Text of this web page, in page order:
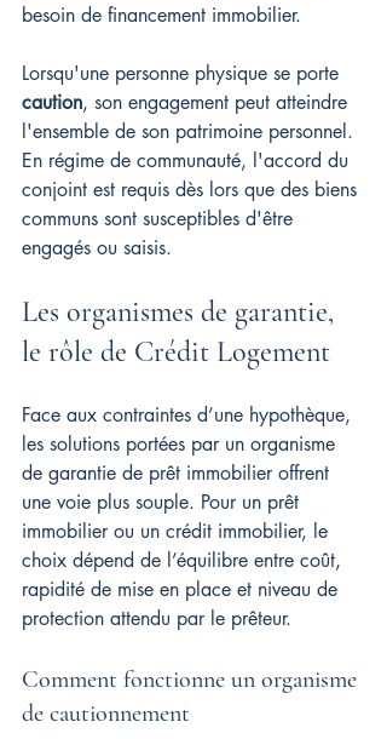
besoin de financement immobilier.
Lorsqu'une personne physique se porte
caution, son engagement peut atteindre
l'ensemble de son patrimoine personnel.
En régime de communauté, l'accord du
conjoint est requis dès lors que des biens
communs sont susceptibles d'être
engagés ou saisis.
Les organismes de garantie,
le rôle de Crédit Logement
Face aux contraintes d’une hypothèque,
les solutions portées par un organisme
de garantie de prêt immobilier offrent
une voie plus souple. Pour un prêt
immobilier ou un crédit immobilier, le
choix dépend de l’équilibre entre coût,
rapidité de mise en place et niveau de
protection attendu par le prêteur.
Comment fonctionne un organisme
de cautionnement